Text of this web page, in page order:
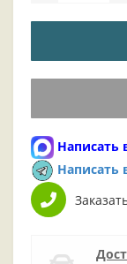
Написать
Написать